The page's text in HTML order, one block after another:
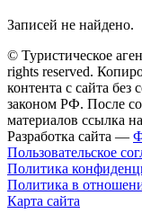
Записей не найдено.
© Туристическое
rights reserved.
контента с сайта без
законом РФ. После
материалов ссылка
Разработка сайта —
Пользовательское
Политика
Политика в
Карта сайта